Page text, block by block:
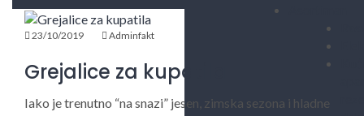
23/10/2019 Adminfakt
Grejalice za kupatila
Iako je trenutno “na snazi” jesen, zimska sezona i hladne